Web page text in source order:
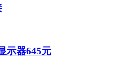
示器645元